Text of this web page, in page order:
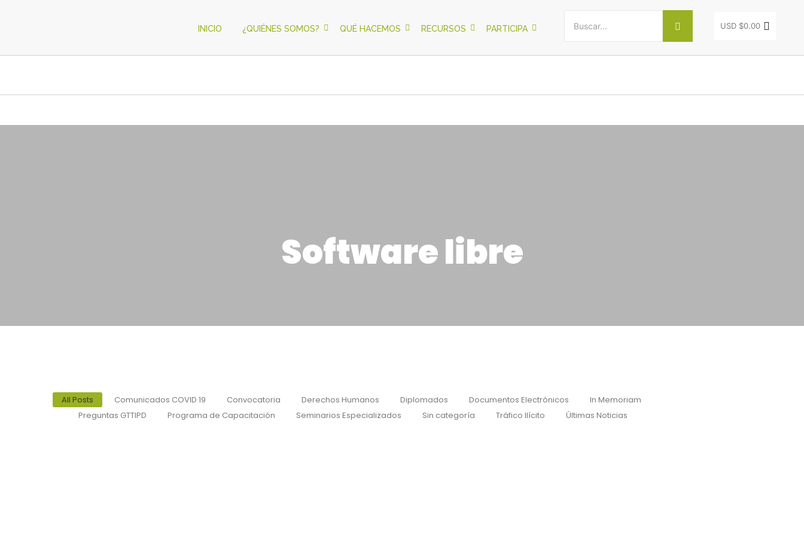
INICIO ¿QUIÉNES SOMOS? QUÉ HACEMOS RECURSOS PARTICIPA USD $0.00
Software libre
All Posts Comunicados COVID 19 Convocatoria Derechos Humanos Diplomados Documentos Electrónicos
In Memoriam
Preguntas GTTIPD
Programa de Capacitación Seminarios Especializados Sin categoría Tráfico Ilícito Últimas Noticias